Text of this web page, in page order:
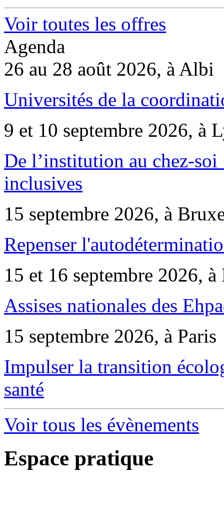
Voir toutes les offres
Agenda
26 au 28 août 2026, à Albi
Universités de la
9 et 10 septembre 2026, à
De l’institution au chez-
inclusives
15 septembre 2026, à
Repenser
15 et 16 septembre 2026, à
Assises nationales des
15 septembre 2026, à Paris
Impulser la transition
santé
Voir tous les évènements
Espace pratique